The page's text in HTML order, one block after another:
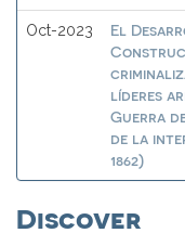
Oct-2023
El
líderes
Guerra
de la
1862)
Discover